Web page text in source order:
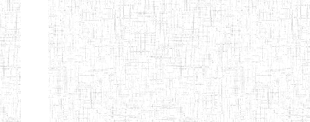
DES
INSTITUTEURS
ST ANDRE
ENIEG PRIVEE
LAIQUE
04/06/2015 ENIEG